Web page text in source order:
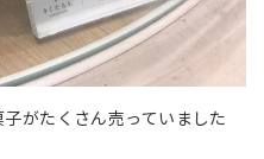
がたくさん売っていました